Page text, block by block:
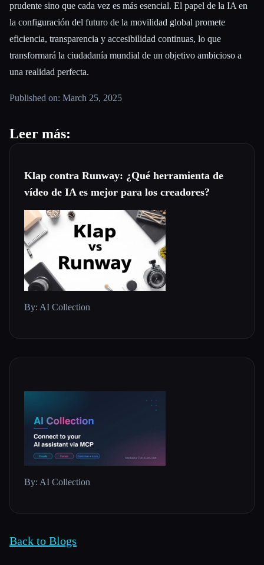
prudente sino que cada vez es más esencial. El papel de la IA en
la configuración del futuro de la movilidad global promete
eficiencia, transparencia y accesibilidad continuas, lo que
transformará la ciudadanía mundial de un objetivo ambicioso a
una realidad perfecta.
Published on: March 25, 2025
Leer más:
Klap contra Runway: ¿Qué herramienta de
vídeo de IA es mejor para los creadores?
By: AI Collection
By: AI Collection
Back to Blogs